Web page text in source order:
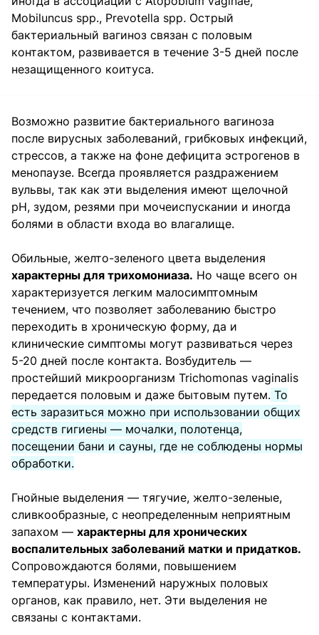
Mobiluncus spp., Prevotella spp. Острый
бактериальный вагиноз связан с половым
контактом, развивается в течение 3-5 дней после
незащищенного коитуса.
Возможно развитие бактериального вагиноза
после вирусных заболеваний, грибковых инфекций,
стрессов, а также на фоне дефицита эстрогенов в
менопаузе. Всегда проявляется раздражением
вульвы, так как эти выделения имеют щелочной
рН, зудом, резями при мочеиспускании и иногда
болями в области входа во влагалище.
Обильные, желто-зеленого цвета выделения
характерны для трихомониаза. Но чаще всего он
характеризуется легким малосимптомным
течением, что позволяет заболеванию быстро
переходить в хроническую форму, да и
клинические симптомы могут развиваться через
5-20 дней после контакта. Возбудитель —
простейший микроорганизм Trichomonas vaginalis
передается половым и даже бытовым путем. То
есть заразиться можно при использовании общих
средств гигиены — мочалки, полотенца,
посещении бани и сауны, где не соблюдены нормы
обработки.
Гнойные выделения — тягучие, желто-зеленые,
сливкообразные, с неопределенным неприятным
запахом — характерны для хронических
воспалительных заболеваний матки и придатков.
Сопровождаются болями, повышением
температуры. Изменений наружных половых
органов, как правило, нет. Эти выделения не
связаны с контактами.